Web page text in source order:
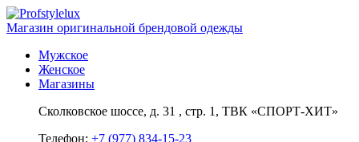
Магазин оригинальной брендовой одежды
Мужское
Женское
Магазины
Сколковское шоссе, д. 31 , стр. 1, ТВК «СПОРТ-ХИТ»
Телефон: +7 (977) 834-15-23